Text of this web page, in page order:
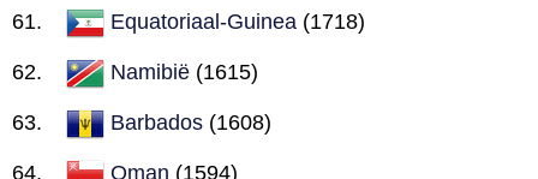
Equatoriaal-Guinea (1718)
Namibië (1615)
Barbados (1608)
Oman (1594)